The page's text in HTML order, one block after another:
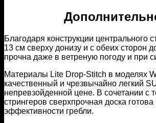
Благодаря конструкции центрального
13 см сверху донизу и с обеих сторон
прочна даже в ветреную погоду и при
Материалы Lite Drop-Stitch в моделях
качественный и чрезвычайно легкий
непревзойденной цене. В сочетании с
стрингеров сверхпрочная доска
эффективности гребли.